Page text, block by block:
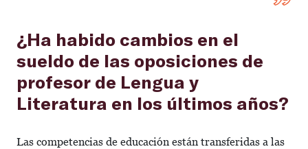
¿Ha habido cambios en el
sueldo de las oposiciones de
profesor de Lengua y
Literatura en los últimos años?
Las competencias de educación están transferidas a las